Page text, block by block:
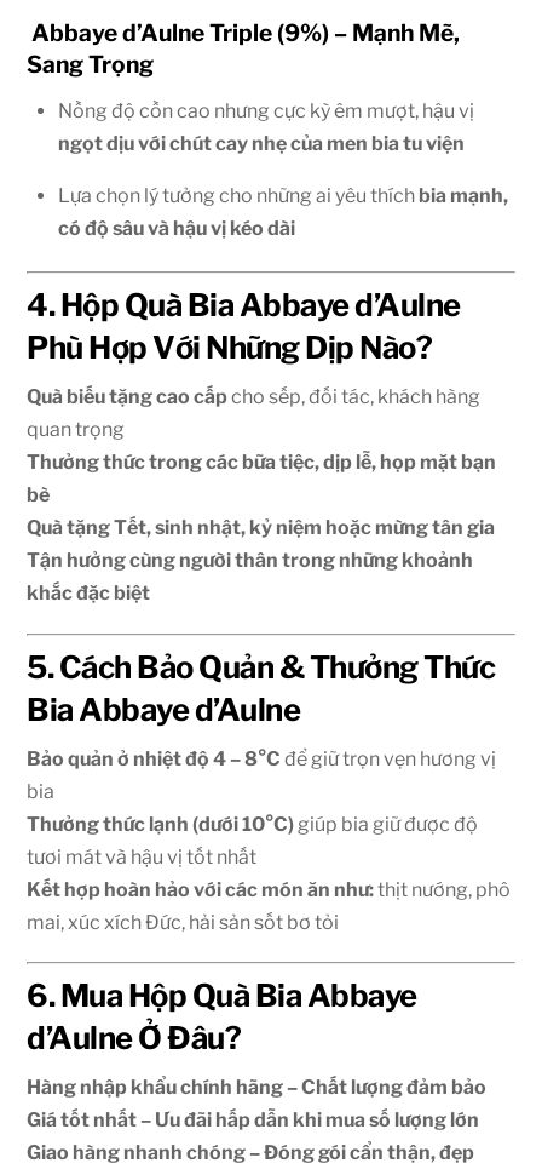
Abbaye d’Aulne Triple (9%) – Mạnh Mẽ,
Sang Trọng
Nồng độ cồn cao nhưng cực kỳ êm mượt, hậu vị
ngọt dịu với chút cay nhẹ của men bia tu viện
Lựa chọn lý tưởng cho những ai yêu thích bia mạnh,
có độ sâu và hậu vị kéo dài
4. Hộp Quà Bia Abbaye d’Aulne
Phù Hợp Với Những Dịp Nào?
Quà biếu tặng cao cấpcho sếp, đối tác, khách hàng
quan trọng
Thưởng thức trong các bữa tiệc, dịp lễ, họp mặt bạn
bè
Quà tặng Tết, sinh nhật, kỷ niệm hoặc mừng tân gia
Tận hưởng cùng người thân trong những khoảnh
khắc đặc biệt
5. Cách Bảo Quản & Thưởng Thức
Bia Abbaye d’Aulne
Bảo quản ở nhiệt độ 4 – 8°C để giữ trọn vẹn hương vị
bia
Thưởng thức lạnh (dưới 10°C) giúp bia giữ được độ
tươi mát và hậu vị tốt nhất
Kết hợp hoàn hảo với các món ăn như:thịt nướng, phô
mai, xúc xích Đức, hải sản sốt bơ tỏi
6. Mua Hộp Quà Bia Abbaye
d’Aulne Ở Đâu?
Hàng nhập khẩu chính hãng – Chất lượng đảm bảo
Giá tốt nhất – Ưu đãi hấp dẫn khi mua số lượng lớn
Giao hàng nhanh chóng – Đóng gói cẩn thận, đẹp